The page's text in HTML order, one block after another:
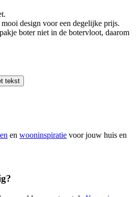
design voor een degelijke prijs.
boter niet in de botervloot, daarom
tekst
en wooninspiratie voor jouw huis en